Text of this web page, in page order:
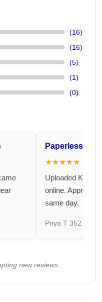
(16)
(16)
(5)
(1)
(0)
Paperless and
★★★★★
Uploaded KYC
online. Approval
same day.
Priya T 352 days
new reviews.